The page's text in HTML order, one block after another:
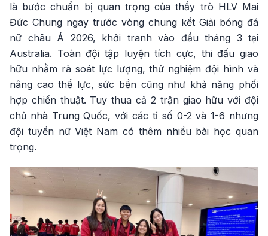
là bước chuẩn bị quan trọng của thầy trò HLV Mai
Đức Chung ngay trước vòng chung kết Giải bóng đá
nữ châu Á 2026, khởi tranh vào đầu tháng 3 tại
Australia. Toàn đội tập luyện tích cực, thi đấu giao
hữu nhằm rà soát lực lượng, thử nghiệm đội hình và
nâng cao thể lực, sức bền cũng như khả năng phối
hợp chiến thuật. Tuy thua cả 2 trận giao hữu với đội
chủ nhà Trung Quốc, với các tỉ số 0-2 và 1-6 nhưng
đội tuyển nữ Việt Nam có thêm nhiều bài học quan
trọng.